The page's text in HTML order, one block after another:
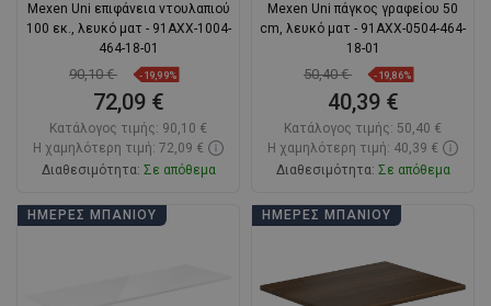
Mexen Uni επιφάνεια ντουλαπιού
100 εκ., λευκό ματ - 91AXX-1004-
464-18-01
90,10 € -19,99%
72,09 €
Κατάλογος τιμής: 90,10 €
Η χαμηλότερη τιμή: 72,09 €
Διαθεσιμότητα: Σε απόθεμα
Στο καλάθι
Mexen Uni πάγκος γραφείου 50
cm, λευκό ματ - 91AXX-0504-464-
18-01
50,40 € -19,86%
40,39 €
Κατάλογος τιμής: 50,40 €
Η χαμηλότερη τιμή: 40,39 €
Διαθεσιμότητα: Σε απόθεμα
Στο καλάθι
ΗΜΈΡΕΣ ΜΠΆΝΙΟΥ ΗΜΈΡΕΣ ΜΠΆΝΙΟΥ